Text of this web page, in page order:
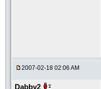
2007-02-18 02:06 AM
Dabby2